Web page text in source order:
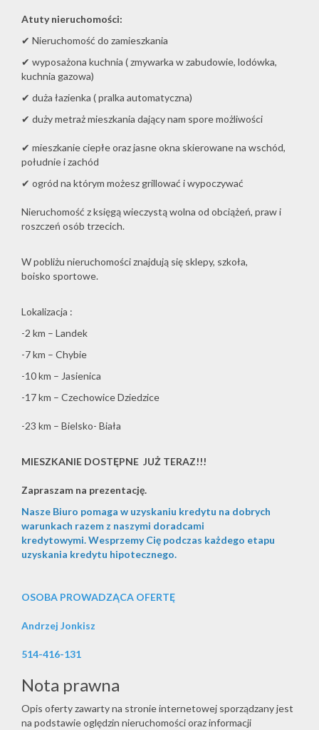
Atuty nieruchomości:
✔ Nieruchomość do zamieszkania
✔ wyposażona kuchnia ( zmywarka w zabudowie, lodówka,
kuchnia gazowa)
✔ duża łazienka ( pralka automatyczna)
✔ duży metraż mieszkania dający nam spore możliwości
✔ mieszkanie ciepłe oraz jasne okna skierowane na wschód,
południe i zachód
✔ ogród na którym możesz grillować i wypoczywać
Nieruchomość z księgą wieczystą wolna od obciążeń, praw i
roszczeń osób trzecich.
W pobliżu nieruchomości znajdują się sklepy, szkoła,
boisko sportowe.
Lokalizacja :
-2 km – Landek
-7 km – Chybie
-10 km – Jasienica
-17 km – Czechowice Dziedzice
-23 km – Bielsko- Biała
MIESZKANIE DOSTĘPNE JUŻ TERAZ!!!
Zapraszam na prezentację.
Nasze Biuro pomaga w uzyskaniu kredytu na dobrych
warunkach razem z naszymi doradcami
kredytowymi.Wesprzemy Cię podczas każdego etapu
uzyskania kredytu hipotecznego.
OSOBA PROWADZĄCA OFERTĘ
Andrzej Jonkisz
514-416-131
Nota prawna
Opis oferty zawarty na stronie internetowej sporządzany jest
na podstawie oględzin nieruchomości oraz informacji